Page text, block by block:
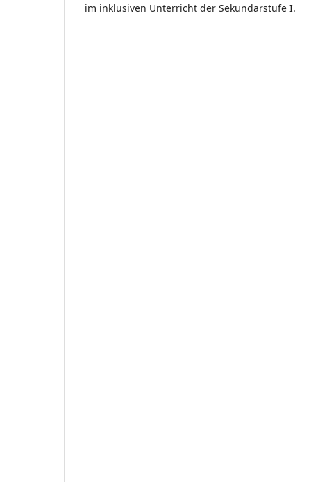
im inklusiven Unterricht der Sekundarstufe I.